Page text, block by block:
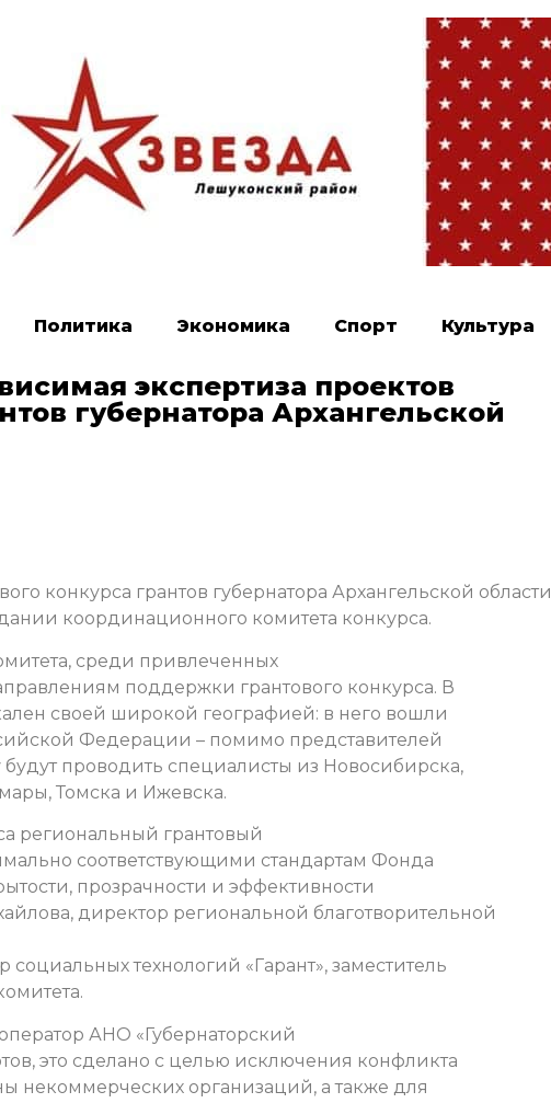
Политика Экономика Спорт Культура
экспертиза проектов
губернатора Архангельской
конкурса грантов губернатора Архангельской области
координационного комитета конкурса.
среди привлеченных
поддержки грантового конкурса. В
своей широкой географией: в него вошли
Федерации – помимо представителей
будут проводить специалисты из Новосибирска,
Томска и Ижевска.
региональный грантовый
соответствующими стандартам Фонда
прозрачности и эффективности
директор региональной благотворительной
технологий «Гарант», заместитель
АНО «Губернаторский
это сделано с целью исключения конфликта
некоммерческих организаций, а также для